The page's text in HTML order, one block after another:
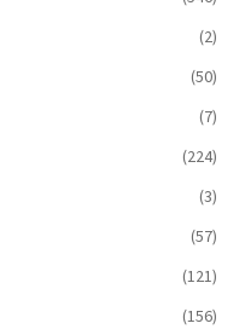
(2)
(50)
(7)
(224)
(3)
(57)
(121)
(156)